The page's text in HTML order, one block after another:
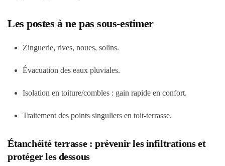
Les postes à ne pas sous-estimer
Zinguerie, rives, noues, solins.
Évacuation des eaux pluviales.
Isolation en toiture/combles : gain rapide en confort.
Traitement des points singuliers en toit-terrasse.
Étanchéité terrasse : prévenir les infiltrations et
protéger les dessous